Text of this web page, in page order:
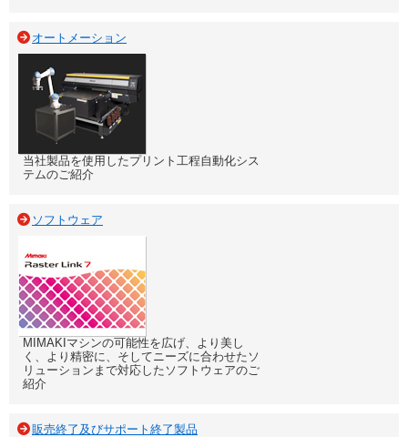
オートメーション
当社製品を使用したプリント工程自動化シス
テムのご紹介
ソフトウェア
MIMAKIマシンの可能性を広げ、より美し
く、より精密に、そしてニーズに合わせたソ
リューションまで対応したソフトウェアのご
紹介
販売終了及びサポート終了製品